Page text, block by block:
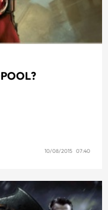
10/08/2015 07:40